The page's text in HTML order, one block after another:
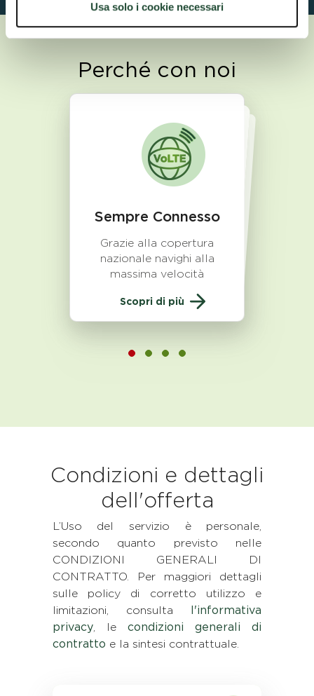
Usa solo i cookie necessari
Perché con noi
Sempre Connesso
Grazie alla copertura
nazionale navighi alla
massima velocità
Scopri di più
Condizioni e dettagli
dell'offerta
L’Uso del servizio è personale,
secondo quanto previsto nelle
CONDIZIONI GENERALI DI
CONTRATTO. Per maggiori dettagli
sulle policy di corretto utilizzo e
limitazioni, consulta l'informativa
privacy, le condizioni generali di
contratto e la sintesi contrattuale.